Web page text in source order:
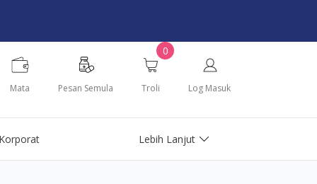
Mata Pesan Semula
0
Troli Log Masuk
Korporat Lebih Lanjut